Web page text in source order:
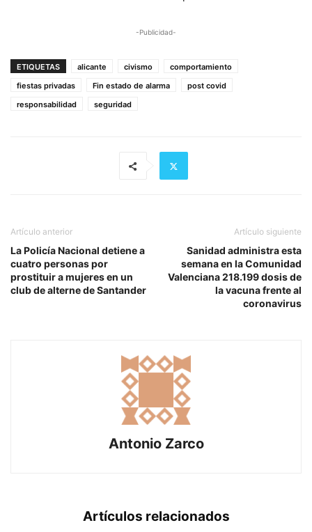
-Publicidad-
ETIQUETAS alicante civismo
comportamiento
fiestas privadas
Fin estado de alarma
post covid
responsabilidad
seguridad
Artículo anterior
La Policía Nacional detiene a
cuatro personas por
prostituir a mujeres en un
club de alterne de Santander
Artículo siguiente
Sanidad administra esta
semana en la Comunidad
Valenciana 218.199 dosis de
la vacuna frente al
coronavirus
Antonio Zarco
Artículos relacionados